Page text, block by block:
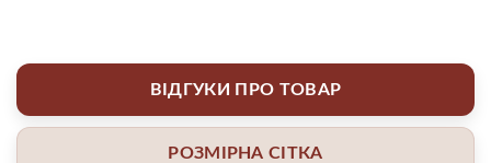
ВІДГУКИ ПРО ТОВАР
РОЗМІРНА СІТКА